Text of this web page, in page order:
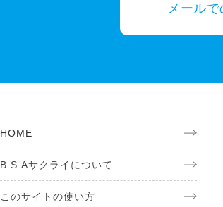
メール
HOME
B.S.Aサクライについて
このサイトの使い方